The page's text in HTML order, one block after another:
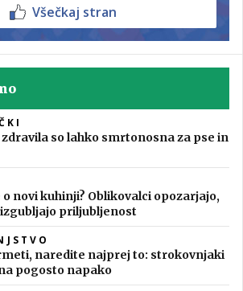
Všečkaj stran
so lahko smrtonosna za pse in
o novi kuhinji? Oblikovalci opozarjajo,
priljubljenost
naredite najprej to: strokovnjaki
pogosto napako